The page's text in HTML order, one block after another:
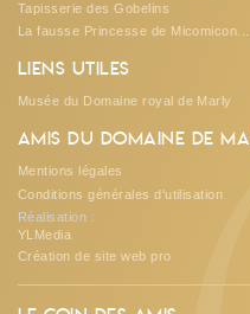
Tapisserie des Gobelins
La fausse Princesse de Micomicon...
Liens utiles
Musée du Domaine royal de Marly
Amis du Domaine de
Mentions légales
Conditions générales d'utilisation
Réalisation :
YLMedia
Création de site web pro